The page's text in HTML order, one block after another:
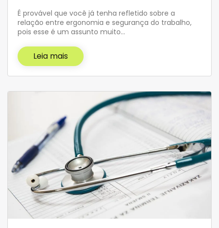
É provável que você já tenha refletido sobre a
relação entre ergonomia e segurança do trabalho,
pois esse é um assunto muito…
Leia mais